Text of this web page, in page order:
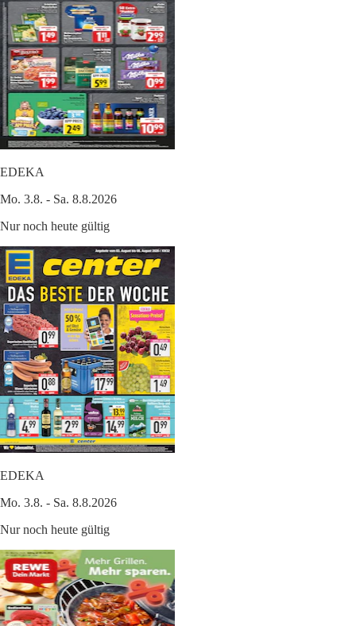
EDEKA
Mo. 3.8. - Sa. 8.8.2026
Nur noch heute gültig
EDEKA
Mo. 3.8. - Sa. 8.8.2026
Nur noch heute gültig